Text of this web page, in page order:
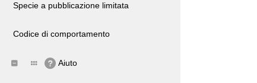
Specie a pubblicazione limitata
Codice di comportamento
Aiuto